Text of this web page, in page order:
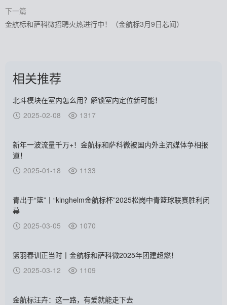
下一篇
金航标和萨科微招聘火热进行中！（金航标3月9日芯闻）
相关推荐
北斗模块在室内怎么用？解锁室内定位新可能！
2025-02-08
1317
新年一波流量千万+！金航标和萨科微被国内外主流媒体争相报
道！
2025-01-18
1133
青出于“篮”丨“kinghelm金航标杯”2025松岗中青篮球联赛胜利闭
幕
2025-03-05
1070
篮羽春训正当时丨金航标和萨科微2025年团建超燃！
2025-03-12
1109
金航标汪卉：这一路，有爱就能走下去